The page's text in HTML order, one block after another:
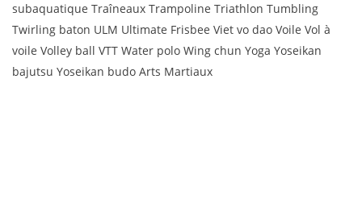
subaquatique Traîneaux Trampoline Triathlon Tumbling
Twirling baton ULM Ultimate Frisbee Viet vo dao Voile Vol à
voile Volley ball VTT Water polo Wing chun Yoga Yoseikan
bajutsu Yoseikan budo Arts Martiaux